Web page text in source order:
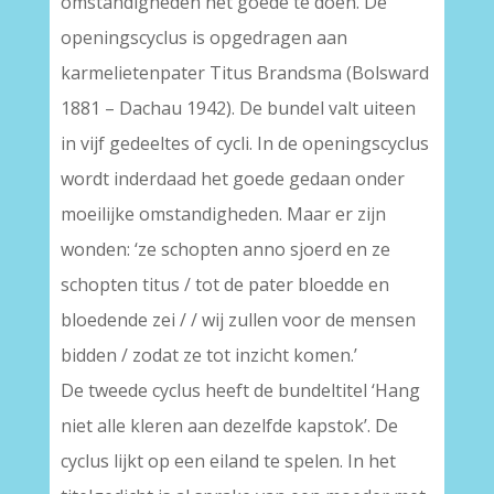
openingscyclus is opgedragen aan
karmelietenpater Titus Brandsma (Bolsward
1881 – Dachau 1942). De bundel valt uiteen
in vijf gedeeltes of cycli. In de openingscyclus
wordt inderdaad het goede gedaan onder
moeilijke omstandigheden. Maar er zijn
wonden: ‘ze schopten anno sjoerd en ze
schopten titus / tot de pater bloedde en
bloedende zei / / wij zullen voor de mensen
bidden / zodat ze tot inzicht komen.’
De tweede cyclus heeft de bundeltitel ‘Hang
niet alle kleren aan dezelfde kapstok’. De
cyclus lijkt op een eiland te spelen. In het